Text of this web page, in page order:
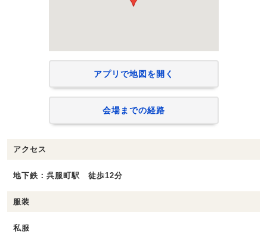
アプリで地図を開く
会場までの経路
アクセス
地下鉄：呉服町駅 徒歩12分
服装
私服